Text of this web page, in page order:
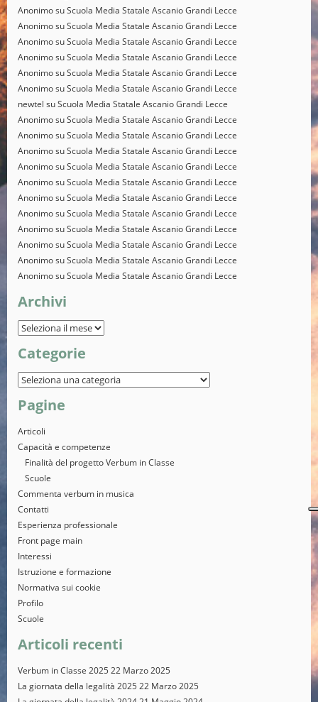
AnonimosuScuola Media Statale Ascanio Grandi Lecce
AnonimosuScuola Media Statale Ascanio Grandi Lecce
AnonimosuScuola Media Statale Ascanio Grandi Lecce
AnonimosuScuola Media Statale Ascanio Grandi Lecce
AnonimosuScuola Media Statale Ascanio Grandi Lecce
AnonimosuScuola Media Statale Ascanio Grandi Lecce
newtel suScuola Media Statale Ascanio Grandi Lecce
AnonimosuScuola Media Statale Ascanio Grandi Lecce
AnonimosuScuola Media Statale Ascanio Grandi Lecce
AnonimosuScuola Media Statale Ascanio Grandi Lecce
AnonimosuScuola Media Statale Ascanio Grandi Lecce
AnonimosuScuola Media Statale Ascanio Grandi Lecce
AnonimosuScuola Media Statale Ascanio Grandi Lecce
AnonimosuScuola Media Statale Ascanio Grandi Lecce
AnonimosuScuola Media Statale Ascanio Grandi Lecce
AnonimosuScuola Media Statale Ascanio Grandi Lecce
AnonimosuScuola Media Statale Ascanio Grandi Lecce
AnonimosuScuola Media Statale Ascanio Grandi Lecce
Archivi
Categorie
Pagine
Articoli
Capacità e competenze
Finalità del progetto Verbum in Classe
Scuole
Commenta verbum in musica
Contatti
Esperienza professionale
Front page main
Interessi
Istruzione e formazione
Normativa sui cookie
Profilo
Scuole
Articoli recenti
Verbum in Classe 202522 Marzo 2025
La giornata della legalità 202522 Marzo 2025